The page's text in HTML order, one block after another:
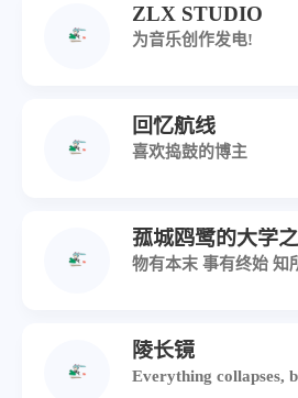
ZLX STUDIO
为音乐创作发电!
回忆航线
喜欢捣鼓的博主
菰城鸥鹭的大学
物有本末 事有终始 知
陵长镜
Everything collapses,